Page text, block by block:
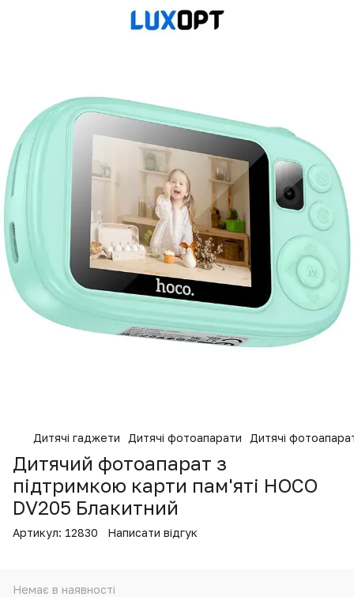
Дитячі гаджети Дитячі фотоапарати Дитячі
Дитячий фотоапарат з
підтримкою карти пам'яті HOCO
DV205 Блакитний
Артикул: 12830 Написати відгук
Немає в наявності